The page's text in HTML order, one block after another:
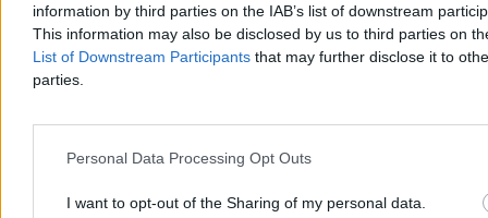
information by third parties on the IAB’s list of downstream
This information may also be disclosed by us to third parties on
List of Downstream Participants that may further disclose it to
parties.
Personal Data Processing Opt Outs
I want to opt-out of the Sharing of my personal data.
Tysiące migrantów koczują przy granicy z Ceutą.
Ryzyko kolejnego szturmu?
Marokańskie służby zatrzymały już ponad sto osób zamieszanych w
granicy wciąż koczują tysiące migrantów, a bilans śmiertelnych ofiar